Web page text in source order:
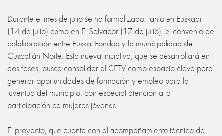
Durante el mes de julio se ha formalizado, tanto en Euskadi
(14 de julio) como en El Salvador (17 de julio), el convenio de
colaboración entre Euskal Fondoa y la municipalidad de
Cuscatlán Norte. Esta nueva iniciativa, que se desarrollará en
dos fases, busca consolidar el CFTV como espacio clave para
generar oportunidades de formación y empleo para la
juventud del municipio, con especial atención a la
participación de mujeres jóvenes.
El proyecto, que cuenta con el acompañamiento técnico de